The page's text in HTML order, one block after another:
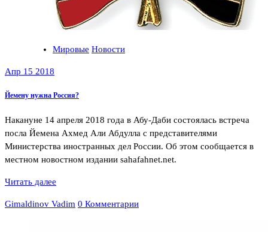
Мировые Новости
Апр 15 2018
Йемену нужна Россия?
Накануне 14 апреля 2018 года в Абу-Даби состоялась встреча
посла Йемена Ахмед Али Абдулла с представителями
Министерства иностранных дел России. Об этом сообщается в
местном новостном издании sahafahnet.net.
Читать далее
Gimaldinov Vadim 0 Комментарии